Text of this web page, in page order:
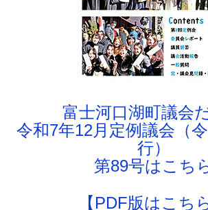
富士河口湖町議会
令和7年12月定例議会（
行）
第89号はこち
【PDF版はこち